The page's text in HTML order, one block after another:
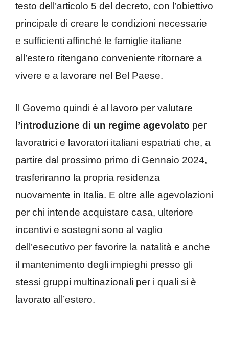
testo dell’articolo 5 del decreto, con l’obiettivo
principale di creare le condizioni necessarie
e sufficienti affinché le famiglie italiane
all’estero ritengano conveniente ritornare a
vivere e a lavorare nel Bel Paese.
Il Governo quindi è al lavoro per valutare
l’introduzione di un regime agevolato per
lavoratrici e lavoratori italiani espatriati che, a
partire dal prossimo primo di Gennaio 2024,
trasferiranno la propria residenza
nuovamente in Italia. E oltre alle agevolazioni
per chi intende acquistare casa, ulteriore
incentivi e sostegni sono al vaglio
dell’esecutivo per favorire la natalità e anche
il mantenimento degli impieghi presso gli
stessi gruppi multinazionali per i quali si è
lavorato all’estero.